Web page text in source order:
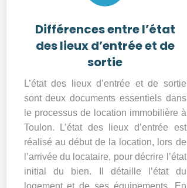
Différences entre l’état
des lieux d’entrée et de
sortie
L’état des lieux d’entrée et de sortie
sont deux documents essentiels dans
le processus de location immobilière à
Toulon. L’état des lieux d’entrée est
réalisé au début de la location, lors de
l’arrivée du locataire, pour décrire l’état
initial du bien. Il détaille l’état du
logement et de ses équipements. En